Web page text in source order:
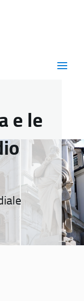
e le